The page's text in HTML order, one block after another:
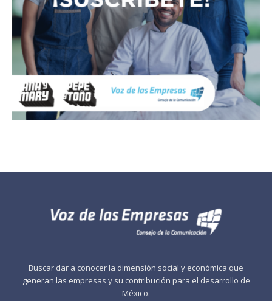
Buscar dar a conocer la dimensión social y económica que
generan las empresas y su contribución para el desarrollo de
México.